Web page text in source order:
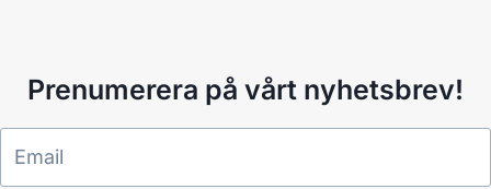
Prenumerera på vårt nyhetsbrev!